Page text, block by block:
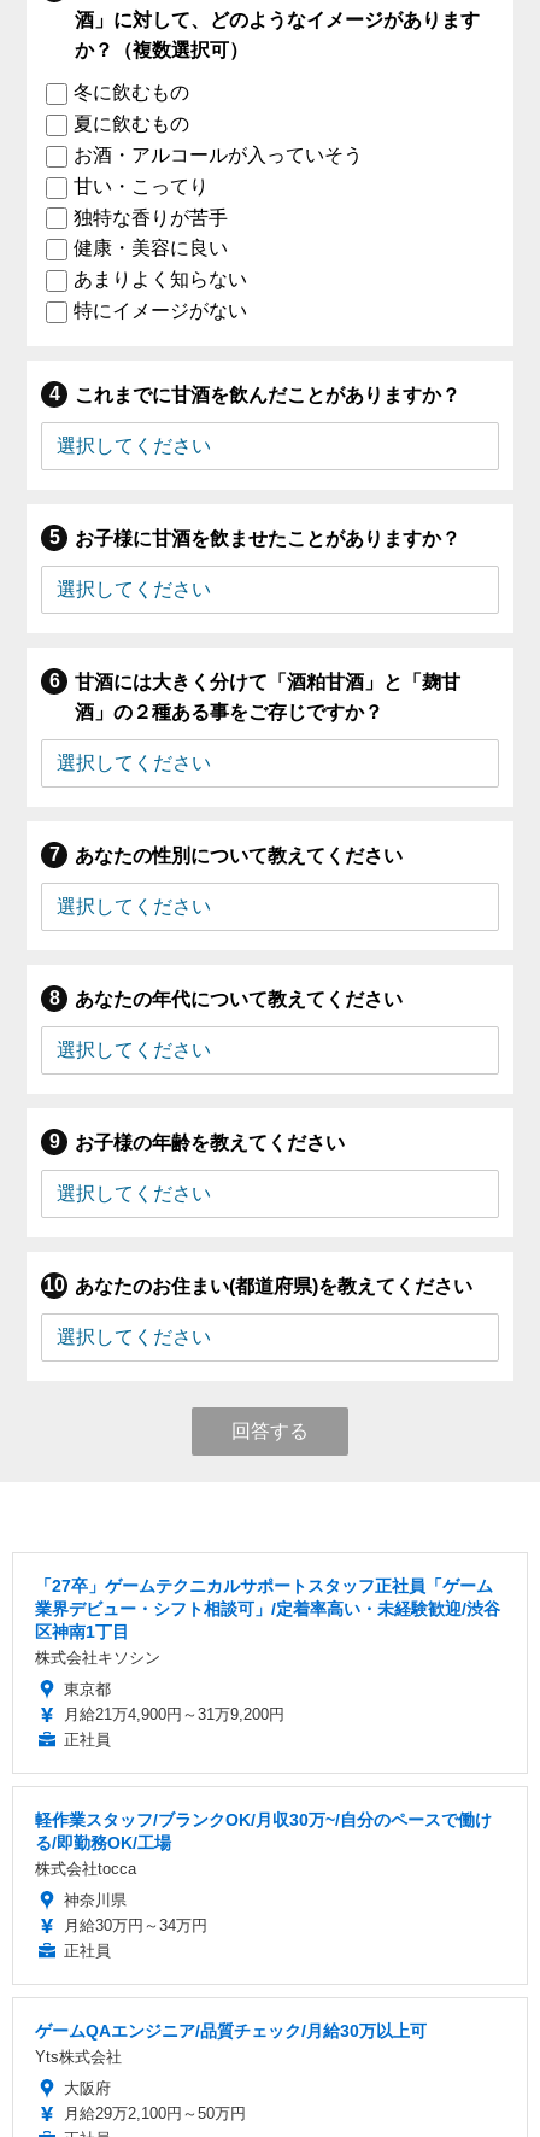
酒」に対して、どのようなイメージがあります
か？（複数選択可）
冬に飲むもの
夏に飲むもの
お酒・アルコールが入っていそう
甘い・こってり
独特な香りが苦手
健康・美容に良い
あまりよく知らない
特にイメージがない
これまでに甘酒を飲んだことがありますか？
お子様に甘酒を飲ませたことがありますか？
甘酒には大きく分けて「酒粕甘酒」と「麹甘
酒」の２種ある事をご存じですか？
あなたの性別について教えてください
あなたの年代について教えてください
お子様の年齢を教えてください
あなたのお住まい(都道府県)を教えてください
回答する
「27卒」ゲームテクニカルサポートスタッフ正社員「ゲーム
業界デビュー・シフト相談可」/定着率高い・未経験歓迎/渋谷
区神南1丁目
株式会社キソシン
東京都
月給21万4,900円～31万9,200円
正社員
軽作業スタッフ/ブランクOK/月収30万~/自分のペースで働け
る/即勤務OK/工場
株式会社tocca
神奈川県
月給30万円～34万円
正社員
ゲームQAエンジニア/品質チェック/月給30万以上可
Yts株式会社
大阪府
月給29万2,100円～50万円